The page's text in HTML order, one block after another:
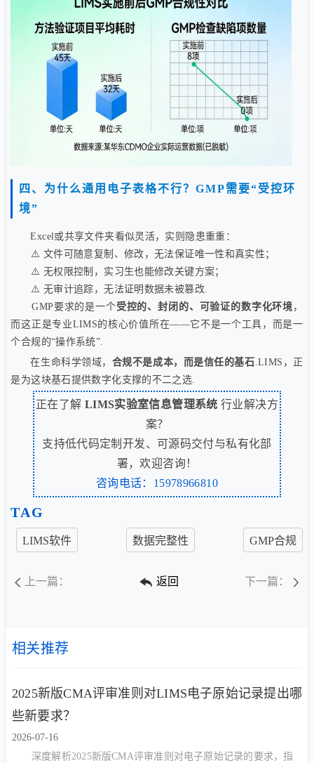
四、为什么通用电子表格不行？GMP需要“受控环
境”
Excel或共享文件夹看似灵活，实则隐患重重：
⚠️ 文件可随意复制、修改，无法保证唯一性和真实性；
⚠️ 无权限控制，实习生也能修改关键方案；
⚠️ 无审计追踪，无法证明数据未被篡改.
GMP要求的是一个受控的、封闭的、可验证的数字化环境 ，
而这正是专业LIMS的核心价值所在——它不是一个工具，而是一
个合规的“操作系统”.
在生命科学领域， 合规不是成本，而是信任的基石 .LIMS，正
是为这块基石提供数字化支撑的不二之选.
正在了解 LIMS实验室信息管理系统 行业解决方
案？
支持低代码定制开发、可源码交付与私有化部
署，欢迎咨询！
咨询电话：15978966810
TAG
LIMS软件 数据完整性 GMP合规
上一篇： 返回 下一篇：
相关推荐
2025新版CMA评审准则对LIMS电子原始记录提出哪
些新要求？
2026-07-16
深度解析2025新版CMA评审准则对电子原始记录的要求，指